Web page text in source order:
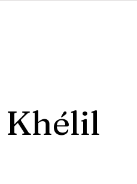
Khélil